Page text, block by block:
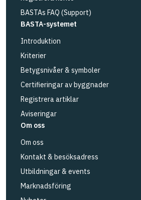
BASTAs FAQ (Support)
BASTA-systemet
Introduktion
Kriterier
Betygsnivåer & symboler
Certifieringar av byggnader
Registrera artiklar
Aviseringar
Om oss
Om oss
Kontakt & besöksadress
Utbildningar & events
Marknadsföring